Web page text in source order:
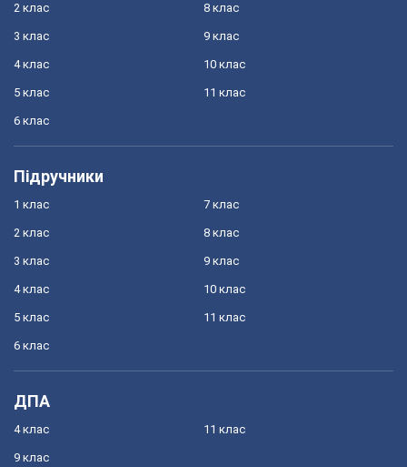
2 клас
3 клас
4 клас
5 клас
6 клас
8 клас
9 клас
10 клас
11 клас
Підручники
1 клас
2 клас
3 клас
4 клас
5 клас
6 клас
7 клас
8 клас
9 клас
10 клас
11 клас
ДПА
4 клас
9 клас
11 клас